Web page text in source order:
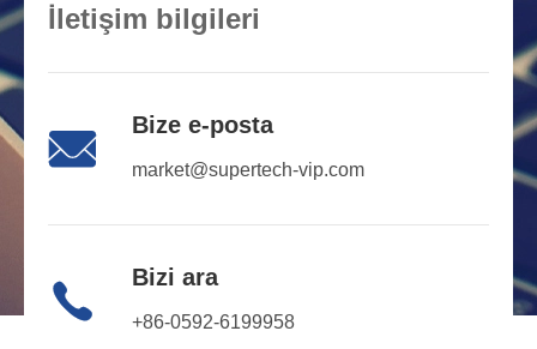
İletişim bilgileri
 Bize e-posta
market@supertech-vip.com
 Bizi ara
+86-0592-6199958